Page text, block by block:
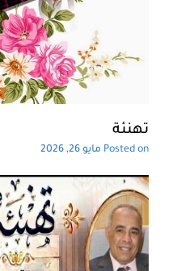
تهنئة
Posted on مايو 26, 2026